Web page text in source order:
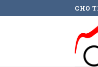
to
CHO